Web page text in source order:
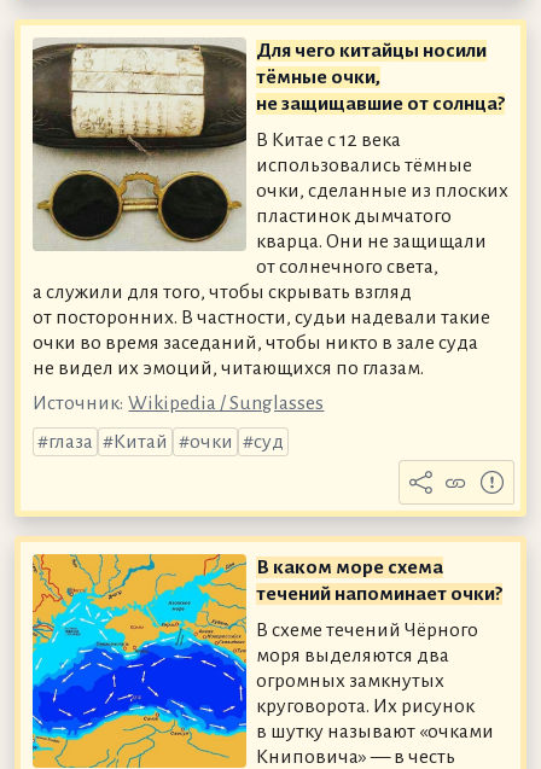
Для чего китайцы носили
тёмные очки,
не защищавшие от солнца?
В Китае с 12 века
использовались тёмные
очки, сделанные из плоских
пластинок дымчатого
кварца. Они не защищали
от солнечного света,
а служили для того, чтобы скрывать взгляд
от посторонних. В частности, судьи надевали такие
очки во время заседаний, чтобы никто в зале суда
не видел их эмоций, читающихся по глазам.
Источник: Wikipedia / Sunglasses
глаза
Китай очки суд
В каком море схема
течений напоминает очки?
В схеме течений Чёрного
моря выделяются два
огромных замкнутых
круговорота. Их рисунок
в шутку называют «очками
Книповича» — в честь